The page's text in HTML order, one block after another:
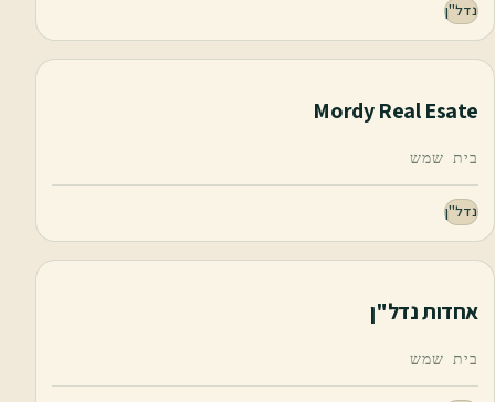
נדל"ן
Mordy Real Esate
בית שמש
נדל"ן
אחדות נדל"ן
בית שמש